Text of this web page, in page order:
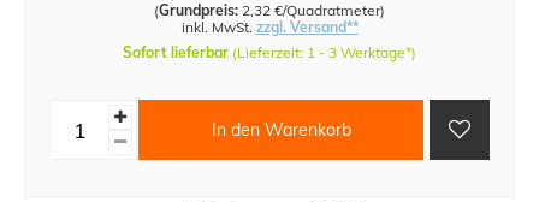
(Grundpreis: 2,32 €/Quadratmeter)
inkl. MwSt. zzgl. Versand**
Sofort lieferbar (Lieferzeit: 1 - 3 Werktage*)
In den Warenkorb